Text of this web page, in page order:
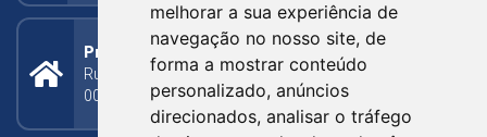
melhorar a sua experiência de
navegação no nosso site, de
forma a mostrar conteúdo
personalizado, anúncios
direcionados, analisar o tráfego
Prefeitura Municipal
Rua Silva Jardim, 505 - Bairro Centro - CEP: 95340-
000